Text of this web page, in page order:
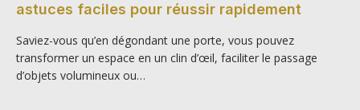
astuces faciles pour réussir rapidement
Saviez-vous qu’en dégondant une porte, vous pouvez
transformer un espace en un clin d’œil, faciliter le passage
d’objets volumineux ou…